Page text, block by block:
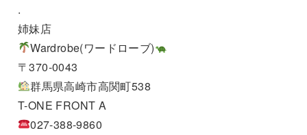
.
姉妹店
Wardrobe(ワードローブ)
〒370-0043
群馬県高崎市高関町538
T-ONE FRONT A
027-388-9860